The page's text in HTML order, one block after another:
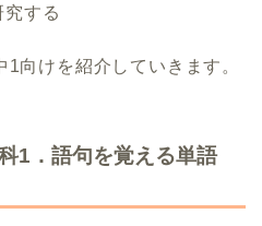
する
向けを紹介していきます。
1．語句を覚える単語